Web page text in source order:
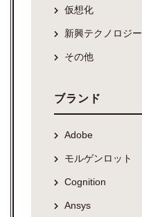
仮想化
新興テクノロジー
その他
ブランド
Adobe
モルゲンロット
Cognition
Ansys